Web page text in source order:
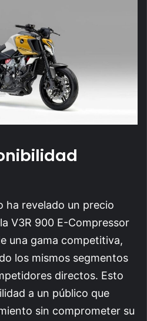
ha revelado un precio
V3R 900 E-Compressor
una gama competitiva,
los mismos segmentos
directos. Esto
a un público que
sin comprometer su